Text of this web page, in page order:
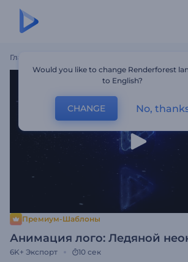
Главная
Премиум-Шаблоны
Анимация лого: Ледяной
6K+ Экспорт 10 сек
Would you like to change Renderforest
to English?
CHANGE No,